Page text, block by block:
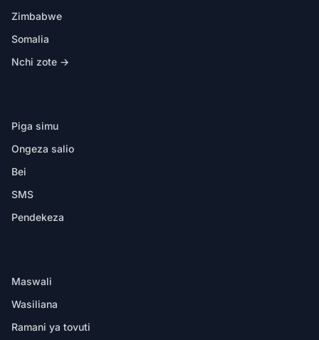
Zimbabwe
Somalia
Nchi zote →
Piga simu
Ongeza salio
Bei
SMS
Pendekeza
Maswali
Wasiliana
Ramani ya tovuti